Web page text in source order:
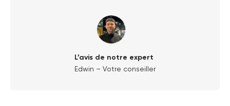
L’avis de notre expert
Edwin – Votre conseiller